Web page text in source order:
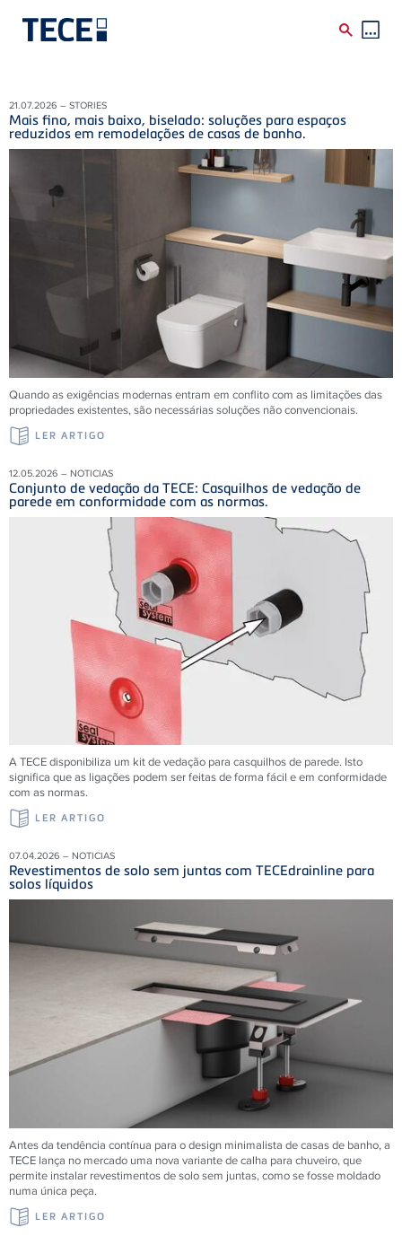
21.07.2026 – STORIES
Mais fino, mais baixo, biselado: soluções para espaços
reduzidos em remodelações de casas de banho.
Quando as exigências modernas entram em conflito com as limitações das
propriedades existentes, são necessárias soluções não convencionais.
LER ARTIGO
12.05.2026 – NOTICIAS
Conjunto de vedação da TECE: Casquilhos de vedação de
parede em conformidade com as normas.
A TECE disponibiliza um kit de vedação para casquilhos de parede. Isto
significa que as ligações podem ser feitas de forma fácil e em conformidade
com as normas.
LER ARTIGO
07.04.2026 – NOTICIAS
Revestimentos de solo sem juntas com TECEdrainline para
solos líquidos
Antes da tendência contínua para o design minimalista de casas de banho, a
TECE lança no mercado uma nova variante de calha para chuveiro, que
permite instalar revestimentos de solo sem juntas, como se fosse moldado
numa única peça.
LER ARTIGO